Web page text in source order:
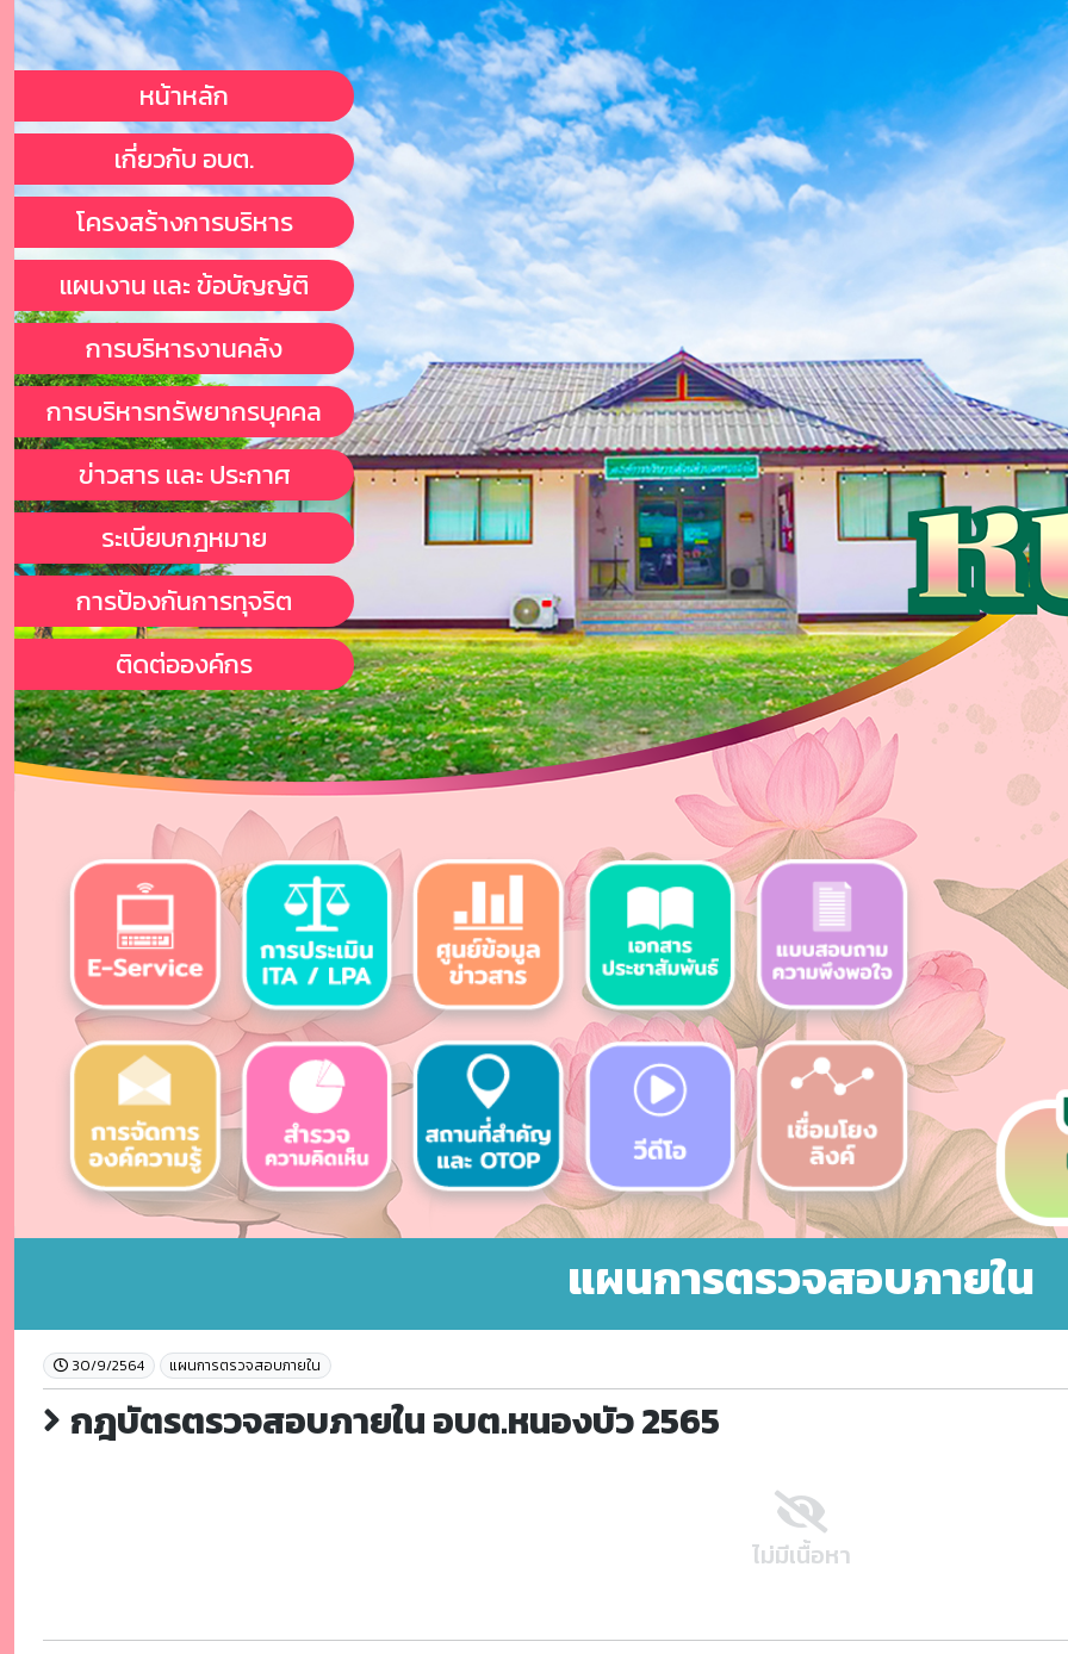
หน้าหลัก
เกี่ยวกับ อบต.
โครงสร้างการบริหาร
แผนงาน เเละ ข้อบัญญัติ
การบริหารงานคลัง
การบริหารทรัพยากรบุคคล
ข่าวสาร เเละ ประกาศ
ระเบียบกฎหมาย
การป้องกันการทุจริต
ติดต่อองค์กร
แผนการตรวจสอบภายใน
30/9/2564 แผนการตรวจสอบภายใน
กฎบัตรตรวจสอบภายใน อบต.หนองบัว 2565
ไม่มีเนื้อหา